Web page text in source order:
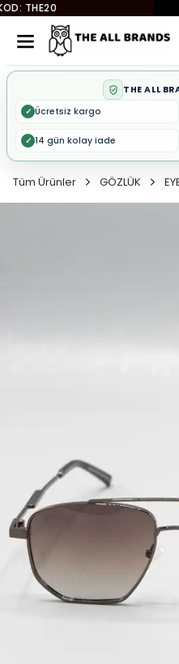
EYEMOOD 2.
THE ALL
✓ Ücretsiz kargo
✓ 14 gün kolay iade
Tüm Ürünler GÖZLÜK